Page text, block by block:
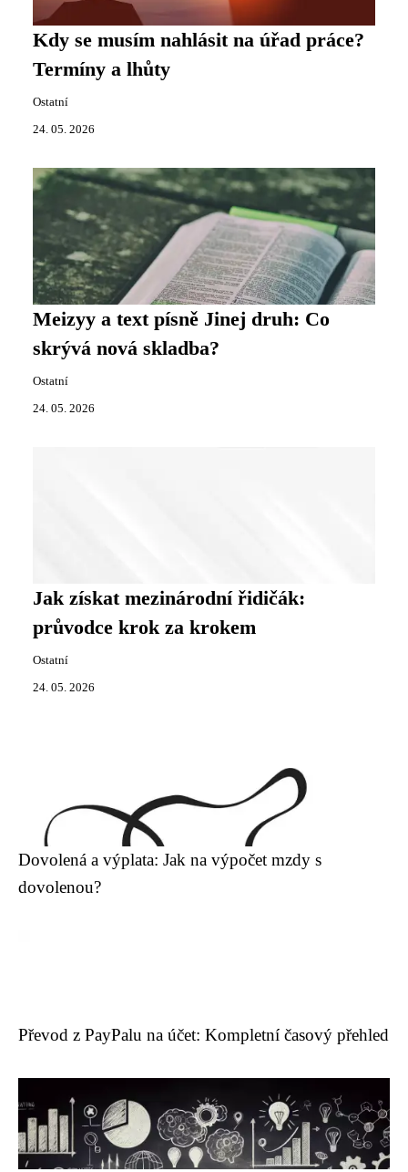
Kdy se musím nahlásit na úřad práce?
Termíny a lhůty
Ostatní
24. 05. 2026
Meizyy a text písně Jinej druh: Co
skrývá nová skladba?
Ostatní
24. 05. 2026
Jak získat mezinárodní řidičák:
průvodce krok za krokem
Ostatní
24. 05. 2026
Dovolená a výplata: Jak na výpočet mzdy s
dovolenou?
Převod z PayPalu na účet: Kompletní časový přehled